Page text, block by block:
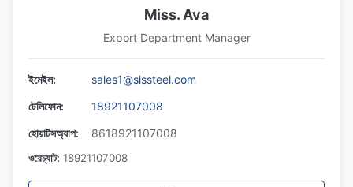
Miss. Ava
Export Department Manager
ইমেইল:
sales1@slssteel.com
টেলিফোন:
18921107008
হোয়াটসঅ্যাপ:
8618921107008
ওয়েচ্যাট: 18921107008